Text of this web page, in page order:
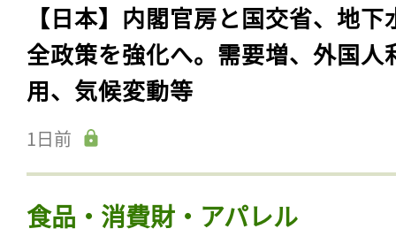
【日本】内閣官房と国交省、地下
全政策を強化へ。需要増、外国人
用、気候変動等
1日前
食品・消費財・アパレル